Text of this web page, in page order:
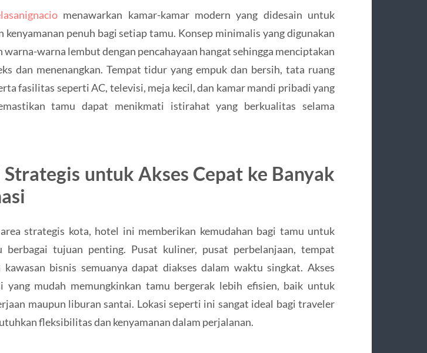
menawarkan kamar-kamar modern yang didesain untuk
kenyamanan penuh bagi setiap tamu. Konsep minimalis yang digunakan
warna-warna lembut dengan pencahayaan hangat sehingga menciptakan
dan menenangkan. Tempat tidur yang empuk dan bersih, tata ruang
fasilitas seperti AC, televisi, meja kecil, dan kamar mandi pribadi yang
tamu dapat menikmati istirahat yang berkualitas selama
Strategis untuk Akses Cepat ke Banyak
strategis kota, hotel ini memberikan kemudahan bagi tamu untuk
berbagai tujuan penting. Pusat kuliner, pusat perbelanjaan, tempat
kawasan bisnis semuanya dapat diakses dalam waktu singkat. Akses
yang mudah memungkinkan tamu bergerak lebih efisien, baik untuk
maupun liburan santai. Lokasi seperti ini sangat ideal bagi traveler
fleksibilitas dan kenyamanan dalam perjalanan.